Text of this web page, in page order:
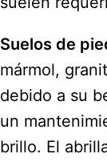
Suelos de
mármol,
debido a su
un
brillo. El